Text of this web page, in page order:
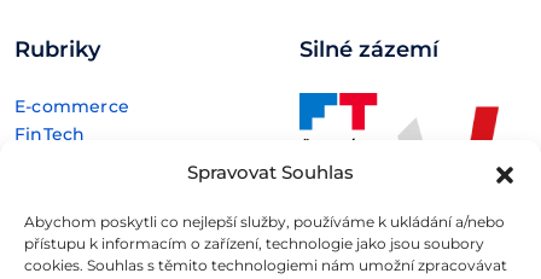
Spravovat Souhlas
Abychom poskytli co nejlepší služby, používáme k ukládání a/nebo
přístupu k informacím o zařízení, technologie jako jsou soubory
cookies. Souhlas s těmito technologiemi nám umožní zpracovávat
Rubriky
E-commerce
FinTech
Technologie
Silné zázemí